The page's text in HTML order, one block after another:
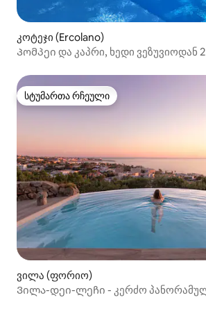
კოტეჯი (Ercolano)
Პომპეი და კაპრი, ხედი ვეზუვიოდან 2
სტუმართა რჩეული
სტუმართა რჩეული
ვილა (ფორიო)